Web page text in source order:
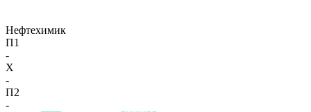
Нефтехимик
П1
-
X
-
П2
-